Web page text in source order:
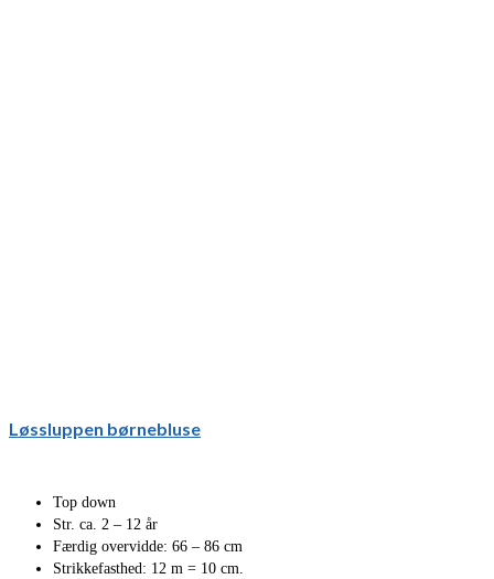
Løssluppen børnebluse
Top down
Str. ca. 2 – 12 år
Færdig overvidde: 66 – 86 cm
Strikkefasthed: 12 m = 10 cm.